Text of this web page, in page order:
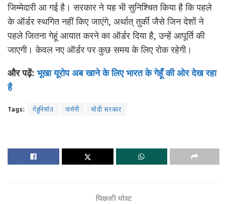
जिम्मेदारी आ गई है। सरकार ने यह भी सुनिश्चित किया है कि पहले
के ऑर्डर स्थगित नहीं किए जाएंगे, अर्थात् तुर्की जैसे जिन देशों ने
पहले जितना गेहूं आयात करने का ऑर्डर दिया है, उन्हें आपूर्ति की
जाएगी। केवल नए ऑर्डर पर कुछ समय के लिए रोक रहेगी।
और पढ़ें: भूखा यूरोप अब खाने के लिए भारत के गेहूँ की ओर देख रहा
है
Tags: गेहूं निर्यात जर्मनी मोदी सरकार
पिछली पोस्ट